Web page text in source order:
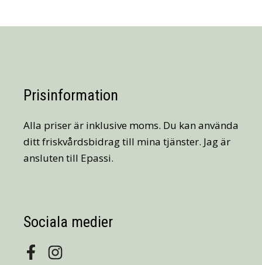
Prisinformation
Alla priser är inklusive moms. Du kan använda
ditt friskvårdsbidrag till mina tjänster. Jag är
ansluten till Epassi.
Sociala medier